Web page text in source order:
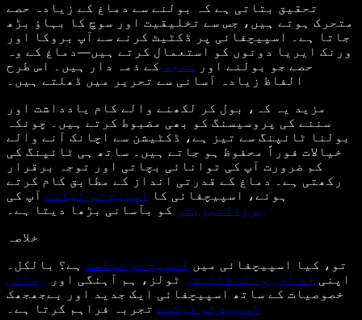
تحقیق بتاتی ہے کہ بولنے سے دماغ کے زیادہ حصے
متحرک ہوتے ہیں، جس سے تخلیقیت اور سوچ کا بہاؤ بڑھ
جاتا ہے۔ اسپیچفائی پر ڈکٹیٹ کرنے سے آپ بروکا اور
ورنک ایریا دونوں کو استعمال کرتے ہیں—دماغ کے وہ
حصے جو بولنے اور سمجھ کے ذمہ دار ہیں۔ اس طرح
الفاظ زیادہ آسانی سے تحریر میں ڈھلتے ہیں۔
مزید یہ کہ، بول کر لکھنے والے کام یادداشت اور
سننے کی پروسیسنگ کو بھی مضبوط کرتے ہیں۔ چونکہ
بولنا ٹائپنگ سے تیز ہے، ڈکٹیشن سے اچانک آنے والے
خیالات فوراً محفوظ ہو جاتے ہیں۔ ساتھ ہی ٹائپنگ کی
کم ضرورت آپ کی توانائی بچاتی اور توجہ برقرار
رکھتی ہے۔ دماغ کے قدرتی انداز کے مطابق کام کرتے
ہوئے، اسپیچفائی کا
اسپیچ ٹو ٹیکسٹ آپ کی
پروڈکٹیویٹی کو بآسانی بڑھا دیتا ہے۔
خلاصہ
تو، کیا اسپیچفائی میں اسپیچ ٹو ٹیکسٹ ہے؟ بالکل۔
اپنی اے آئی وائس ڈکٹیشن ٹولز، ہم آہنگی اور
رسائی
خصوصیات کے ساتھ اسپیچفائی ایک جدید اور بےجھجھک
اسپیچ ٹو ٹیکسٹ تجربہ فراہم کرتا ہے۔